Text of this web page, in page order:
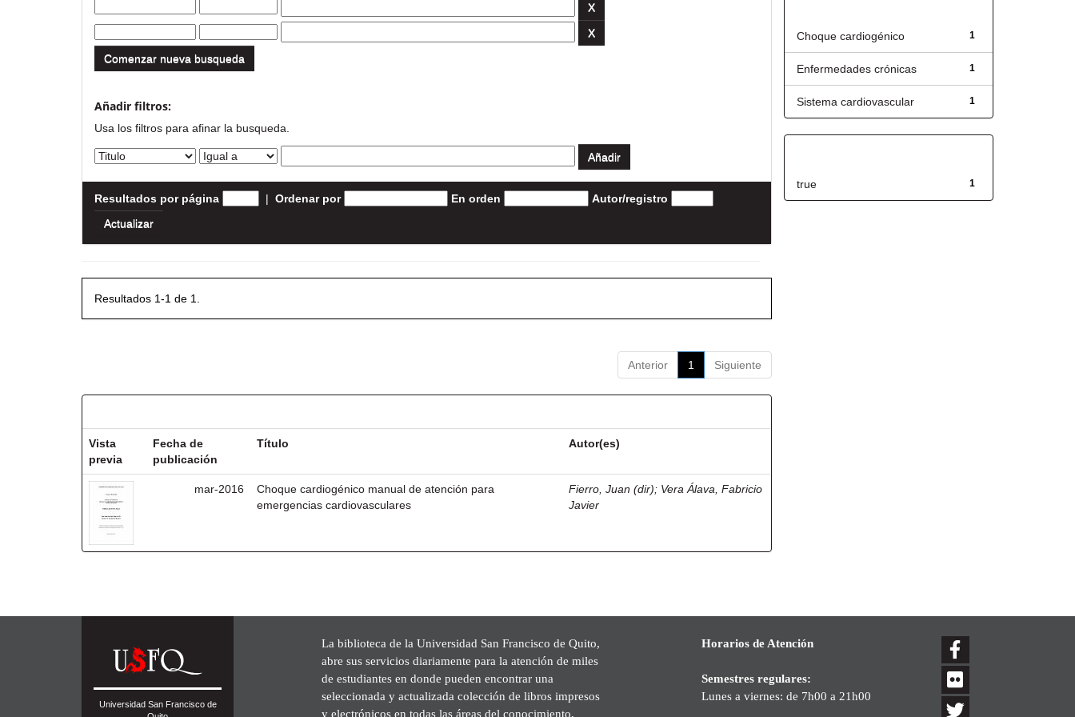
Comenzar nueva busqueda
Añadir filtros:
Usa los filtros para afinar la busqueda.
Resultados por página | Ordenar por En orden Autor/registro
Resultados 1-1 de 1.
Anterior 1 Siguiente
Vista
previa
Fecha de
publicación
Título Autor(es)
mar-2016
Choque cardiogénico manual de atención para
emergencias cardiovasculares
Fierro, Juan (dir); Vera Álava, Fabricio
Javier
1
Choque cardiogénico
1
Enfermedades crónicas
1
Sistema cardiovascular
1
true
Universidad San Francisco de
La biblioteca de la Universidad San Francisco de Quito,
abre sus servicios diariamente para la atención de miles
de estudiantes en donde pueden encontrar una
seleccionada y actualizada colección de libros impresos
y electrónicos en todas las áreas del conocimiento,
Horarios de Atención
Semestres regulares:
Lunes a viernes: de 7h00 a 21h00